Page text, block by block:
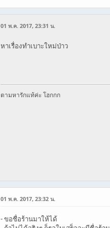
01 พ.ค. 2017, 23:31 น.
หาเรื่องทำเบาะใหม่ป่าว
ตามหารักแท้ค่ะ โฮกกก
01 พ.ค. 2017, 23:32 น.
- ขอชื่อร้านมาให้ได้